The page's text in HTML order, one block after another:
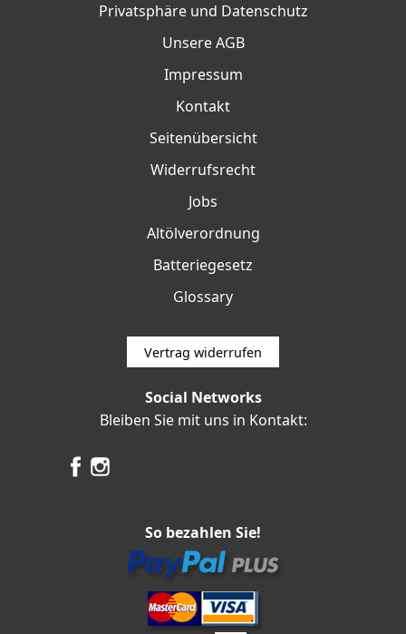
Privatsphäre und Datenschutz
Unsere AGB
Impressum
Kontakt
Seitenübersicht
Widerrufsrecht
Jobs
Altölverordnung
Batteriegesetz
Glossary
Vertrag widerrufen
Social Networks
Bleiben Sie mit uns in Kontakt:
So bezahlen Sie!